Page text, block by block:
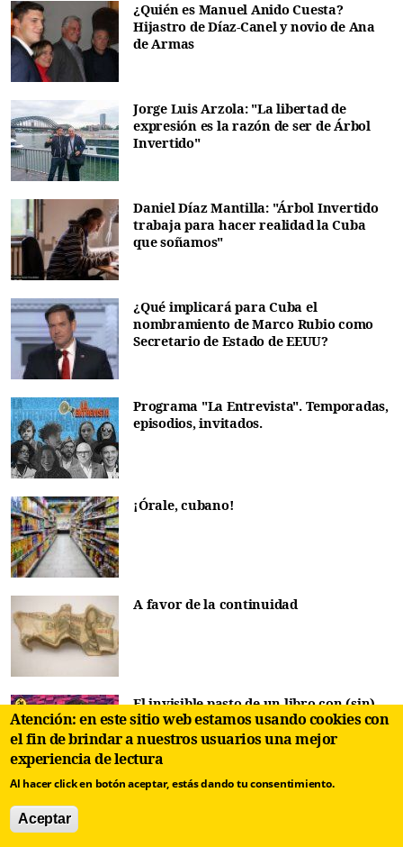
¿Quién es Manuel Anido Cuesta?
Hijastro de Díaz-Canel y novio de Ana
de Armas
Jorge Luis Arzola: "La libertad de
expresión es la razón de ser de Árbol
Invertido"
Daniel Díaz Mantilla: "Árbol Invertido
trabaja para hacer realidad la Cuba
que soñamos"
¿Qué implicará para Cuba el
nombramiento de Marco Rubio como
Secretario de Estado de EEUU?
Programa "La Entrevista". Temporadas,
episodios, invitados.
¡Órale, cubano!
A favor de la continuidad
El invisible pasto de un libro con (sin)
héroes
Atención: en este sitio web estamos usando cookies con
el fin de brindar a nuestros usuarios una mejor
experiencia de lectura
Al hacer click en botón aceptar, estás dando tu consentimiento.
Aceptar